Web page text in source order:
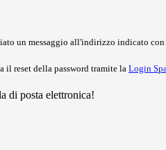
un messaggio all'indirizzo indicato
il reset della password tramite la Login
di posta elettronica!